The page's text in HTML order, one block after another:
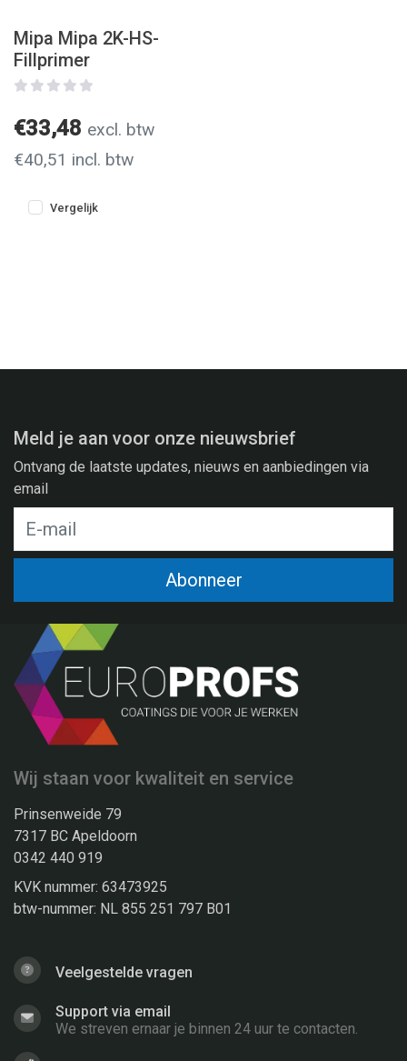
Mipa Mipa 2K-HS-
Fillprimer
€33,48 excl. btw
€40,51 incl. btw
Vergelijk
Meld je aan voor onze nieuwsbrief
Ontvang de laatste updates, nieuws en aanbiedingen via
email
Abonneer
Wij staan voor kwaliteit en service
Prinsenweide 79
7317 BC Apeldoorn
0342 440 919
KVK nummer: 63473925
btw-nummer: NL 855 251 797 B01
Veelgestelde vragen
Support via email
We streven ernaar je binnen 24 uur te contacten.